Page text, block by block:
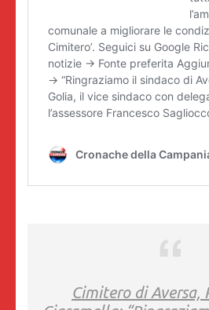
Cimitero di